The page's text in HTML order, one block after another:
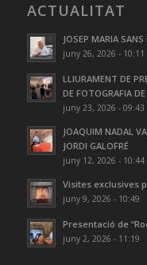
ACTUALITAT
JOSEP MARIA
juny 26, 2026 - 10:11
LLIURAMENT DE
DE FOTOGRAFIA
juny 23, 2026 - 09:43
JOAQUIM NADAL
JORDI GALOFRÉ
juny 12, 2026 - 10:44
Visites exclusives
juny 9, 2026 - 10:49
Presentació de
juny 2, 2026 - 11:19